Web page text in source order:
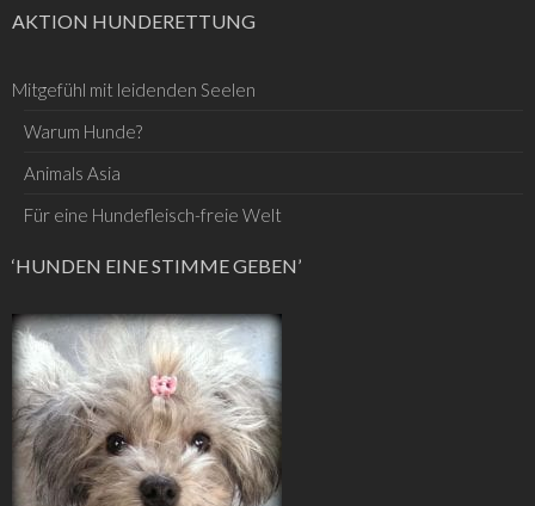
AKTION HUNDERETTUNG
Mitgefühl mit leidenden Seelen
Warum Hunde?
Animals Asia
Für eine Hundefleisch-freie Welt
‘HUNDEN EINE STIMME GEBEN’